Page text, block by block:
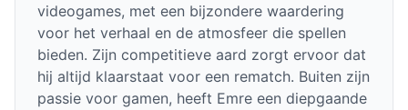
videogames, met een bijzondere waardering
voor het verhaal en de atmosfeer die spellen
bieden. Zijn competitieve aard zorgt ervoor dat
hij altijd klaarstaat voor een rematch. Buiten zijn
passie voor gamen, heeft Emre een diepgaande